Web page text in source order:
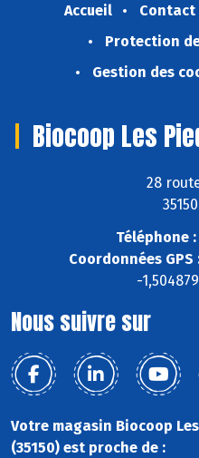
Accueil Contact
Protection
Gestion des
Biocoop Les
28
Téléphone :
Coordonnées GPS
-
Nous suivre sur
Votre magasin Biocoop
(35150) est proche de :